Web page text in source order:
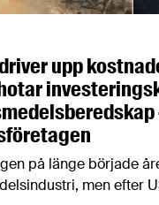
upp
på länge började
men efter